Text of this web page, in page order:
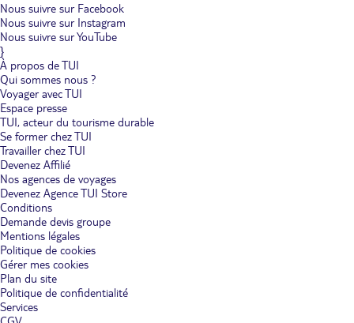
Nous suivre sur Facebook
Nous suivre sur Instagram
Nous suivre sur YouTube
}
À propos de TUI
Qui sommes nous ?
Voyager avec TUI
Espace presse
TUI, acteur du tourisme durable
Se former chez TUI
Travailler chez TUI
Devenez Affilié
Nos agences de voyages
Devenez Agence TUI Store
Conditions
Demande devis groupe
Mentions légales
Politique de cookies
Gérer mes cookies
Plan du site
Politique de confidentialité
Services